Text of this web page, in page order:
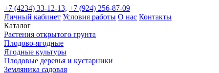
+7 (4234) 33-12-13, +7 (924) 256-87-09
Личный кабинет Условия работы О нас Контакты
Каталог
Растения открытого грунта
Плодово-ягодные
Ягодные культуры
Плодовые деревья и кустарники
Земляника садовая